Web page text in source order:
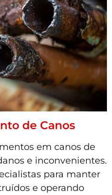
de Canos
em canos de
e inconvenientes.
para manter
e operando